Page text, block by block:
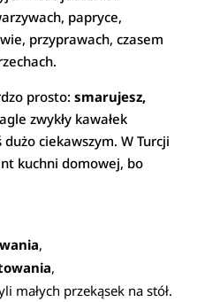
papryce,
przyprawach, czasem
prosto:smarujesz,
zwykły kawałek
ciekawszym. W Turcji
kuchni domowej, bo
,
,
małych przekąsek na stół.